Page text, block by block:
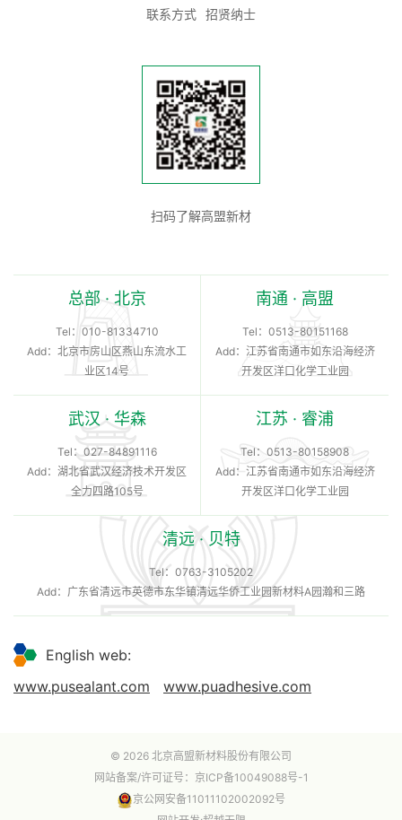
联系方式 招贤纳士
扫码了解高盟新材
总部 · 北京
Tel： 010-81334710
Add：北京市房山区燕山东流水工
业区14号
南通 · 高盟
Tel： 0513-80151168
Add：江苏省南通市如东沿海经济
开发区洋口化学工业园
武汉 · 华森
Tel： 027-84891116
Add：湖北省武汉经济技术开发区
全力四路105号
江苏 · 睿浦
Tel： 0513-80158908
Add：江苏省南通市如东沿海经济
开发区洋口化学工业园
清远 · 贝特
Tel： 0763-3105202
Add：广东省清远市英德市东华镇清远华侨工业园新材料A园瀚和三路
English web:
www.pusealant.com
www.puadhesive.com
© 2026 北京高盟新材料股份有限公司
网站备案/许可证号： 京ICP备10049088号-1
京公网安备11011102002092号